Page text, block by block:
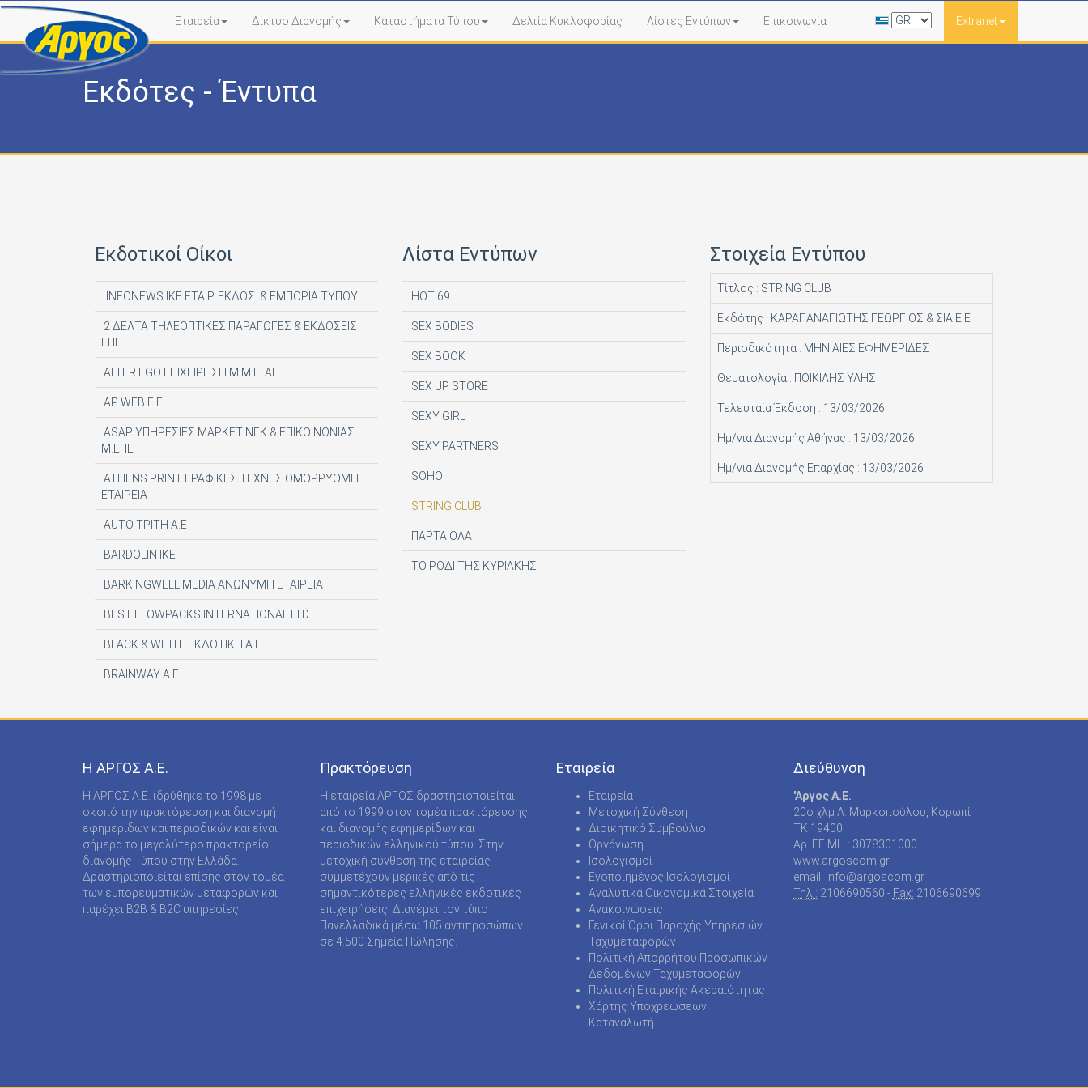
Εταιρεία Δίκτυο Διανομής Καταστήματα Τύπου Δελτία Κυκλοφορίας Λίστες Εντύπων Επικοινωνία Extranet
Εκδότες - Έντυπα
Εκδοτικοί Οίκοι
INFONEWS ΙΚΕ ΕΤΑΙΡ. ΕΚΔΟΣ. & ΕΜΠΟΡΙΑ ΤΥΠΟΥ
2 ΔΕΛΤΑ ΤΗΛΕΟΠΤΙΚΕΣ ΠΑΡΑΓΩΓΕΣ & ΕΚΔΟΣΕΙΣ
ΕΠΕ
ALTER EGO ΕΠΙΧΕΙΡΗΣΗ Μ.Μ.Ε. ΑΕ
AP WEB Ε Ε
ASAP ΥΠΗΡΕΣΙΕΣ ΜΑΡΚΕΤΙΝΓΚ & ΕΠΙΚΟΙΝΩΝΙΑΣ
Μ.ΕΠΕ
ATHENS PRINT ΓΡΑΦΙΚΕΣ ΤΕΧΝΕΣ ΟΜΟΡΡΥΘΜΗ
ΕΤΑΙΡΕΙΑ
AUTO ΤΡΙΤΗ Α.Ε
BARDOLIN ΙΚΕ
BARKINGWELL MEDIA ΑΝΩΝΥΜΗ ΕΤΑΙΡΕΙΑ
BEST FLOWPACKS INTERNATIONAL LTD
BLACK & WHITE ΕΚΔΟΤΙΚΗ Α.Ε
BRAINWAY A.E
DE AGOSTINI PUBLISHING SPA
DIGITAL CONTENT S.A.
DIGITAL MEDIA EPTA LTD ΥΠΟΚΑΤΑΣΤΗΜΑ
ΑΛΛΟΔΑΠΗΣ
DOCUMENTO MEDIA ΜΟΝΟΠΡΟΣΩΠΗ ΙΚΕ
EK ARCHITECTURAL PUBLICATIONS LTD
Λίστα Εντύπων
HOT 69
SEX BODIES
SEX BOOK
SEX UP STORE
SEXY GIRL
SEXY PARTNERS
SOHO
STRING CLUB
ΠΑΡΤΑ ΟΛΑ
ΤΟ ΡΟΔΙ ΤΗΣ ΚΥΡΙΑΚΗΣ
Στοιχεία Εντύπου
Τίτλος : STRING CLUB
Εκδότης : ΚΑΡΑΠΑΝΑΓΙΩΤΗΣ ΓΕΩΡΓΙΟΣ & ΣΙΑ Ε.Ε
Περιοδικότητα : ΜΗΝΙΑΙΕΣ ΕΦΗΜΕΡΙΔΕΣ
Θεματολογία : ΠΟΙΚΙΛΗΣ ΥΛΗΣ
Τελευταία Έκδοση : 13/03/2026
Ημ/νια Διανομής Αθήνας : 13/03/2026
Ημ/νια Διανομής Επαρχίας : 13/03/2026
Η ΑΡΓΟΣ A.E.
Η ΑΡΓΟΣ A.E. ιδρύθηκε το 1998 με
σκοπό την πρακτόρευση και διανομή
εφημερίδων και περιοδικών και είναι
σήμερα το μεγαλύτερο πρακτορείο
διανομής Τύπου στην Ελλάδα.
Δραστηριοποιείται επίσης στον τομέα
των εμπορευματικών μεταφορών και
παρέχει B2B & B2C υπηρεσίες.
Πρακτόρευση
Η εταιρεία ΑΡΓΟΣ δραστηριοποιείται
από το 1999 στον τομέα πρακτόρευσης
και διανομής εφημερίδων και
περιοδικών ελληνικού τύπου. Στην
μετοχική σύνθεση της εταιρείας
συμμετέχουν μερικές από τις
σημαντικότερες ελληνικές εκδοτικές
επιχειρήσεις. Διανέμει τον τύπο
Πανελλαδικά μέσω 105 αντιπροσώπων
σε 4.500 Σημεία Πώλησης.
Εταιρεία
Εταιρεία
Μετοχική Σύνθεση
Διοικητικό Συμβούλιο
Οργάνωση
Ισολογισμοί
Ενοποιημένος Ισολογισμοί
Αναλυτικά Οικονομικά Στοιχεία
Ανακοινώσεις
Γενικοί Όροι Παροχής Υπηρεσιών
Ταχυμεταφορών
Πολιτική Απορρήτου Προσωπικών
Δεδομένων Ταχυμεταφορών
Πολιτική Εταιρικής Ακεραιότητας
Χάρτης Υποχρεώσεων
Καταναλωτή
Διεύθυνση
'Αργος Α.Ε.
20o χλμ Λ. Μαρκοπούλου, Κορωπί
TK 19400
Αρ. Γ.Ε.ΜΗ.: 3078301000
www.argoscom.gr
email: info@argoscom.gr
Τηλ.: 2106690560 - Fax: 2106690699